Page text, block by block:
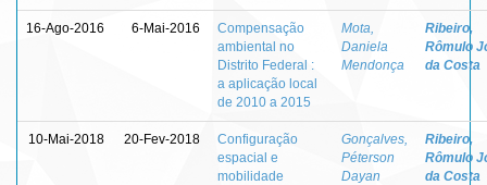
16-Ago-2016 6-Mai-2016
Compensação
ambiental no
Distrito Federal :
a aplicação local
de 2010 a 2015
Mota,
Daniela
Mendonça
Ribeiro,
Rômulo
da Costa
10-Mai-2018 20-Fev-2018
Configuração
espacial e
mobilidade
Gonçalves,
Péterson
Dayan
Ribeiro,
Rômulo
da Costa